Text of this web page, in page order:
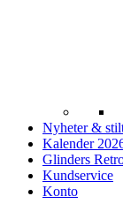
Nyheter &
Kalender
Glinders
Kundservice
Konto